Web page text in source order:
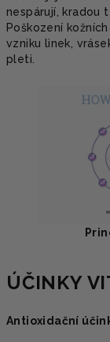
nespárují, kradou
Poškození
vzniku linek,
pleti.
ÚČINKY
Antioxidační